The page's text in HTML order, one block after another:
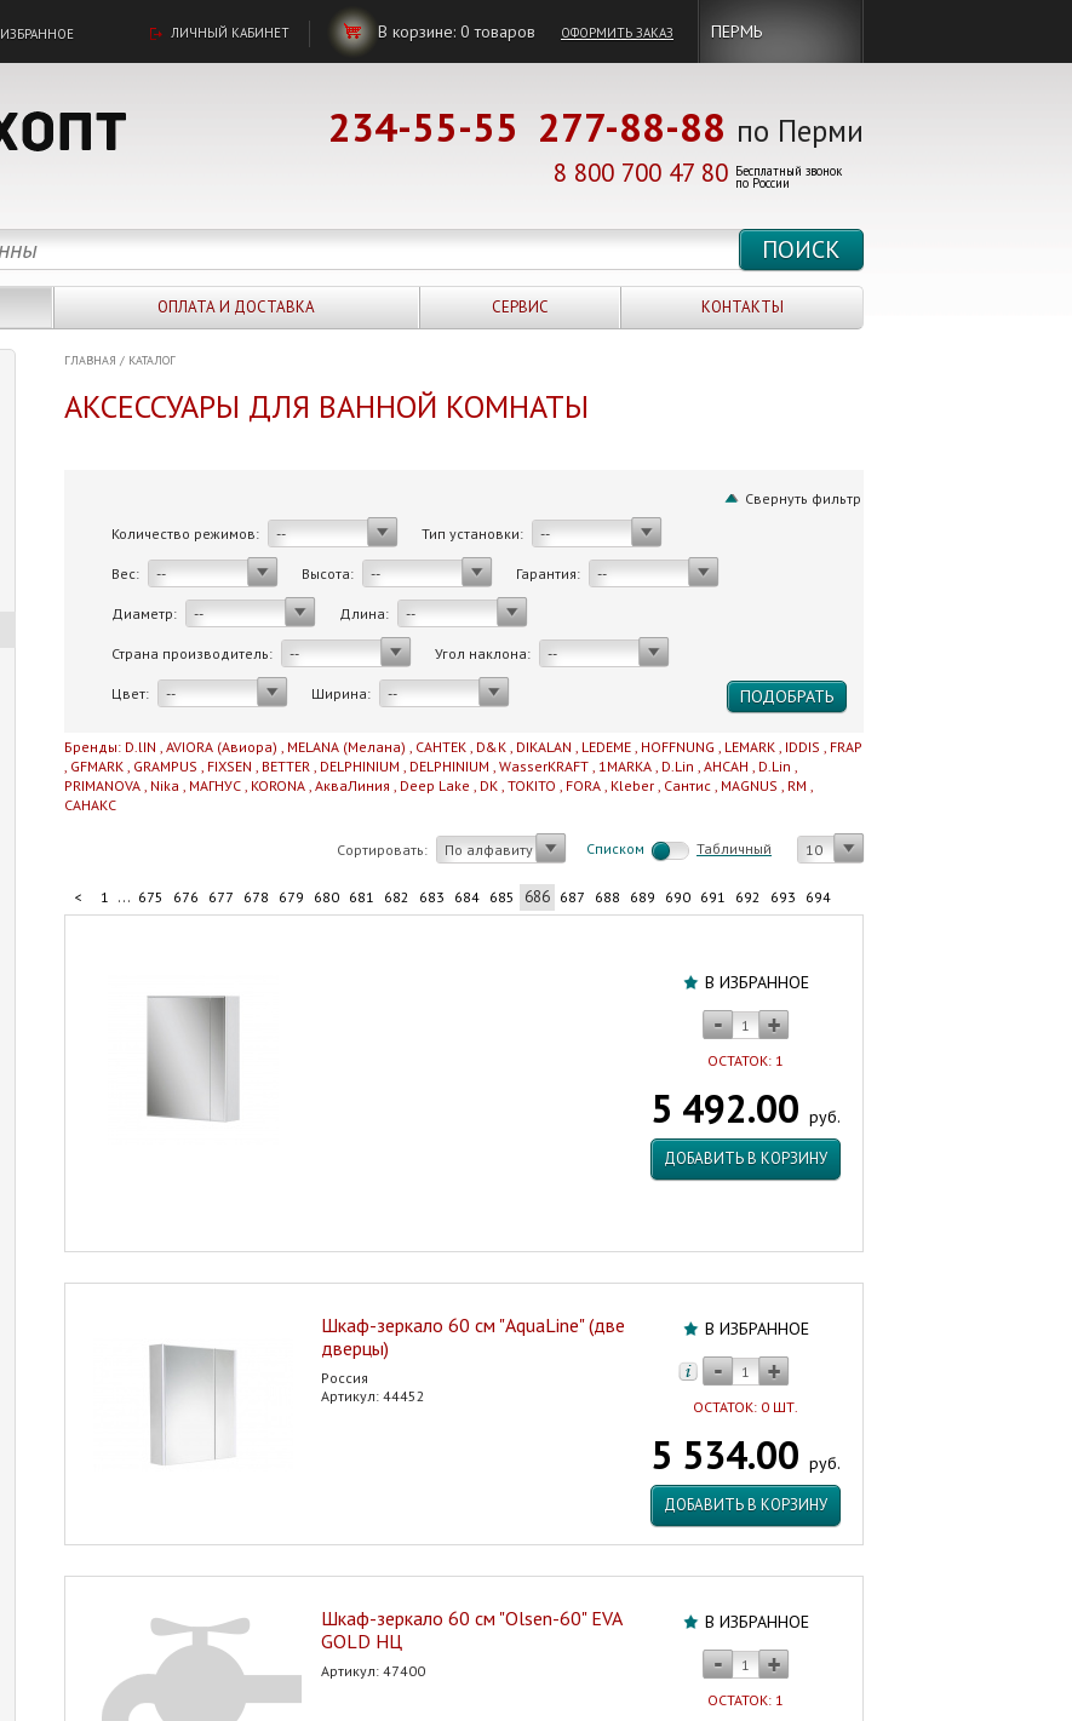
ИЗБРАННОЕ ЛИЧНЫЙ КАБИНЕТ В корзине: 0товаров ОФОРМИТЬ ЗАКАЗ ПЕРМЬ
234-55-55 277-88-88 по Перми
8 800 700 47 80 Бесплатный звонок
по России
ОПЛАТА И ДОСТАВКА СЕРВИС КОНТАКТЫ
ГЛАВНАЯ / КАТАЛОГ
АКСЕССУАРЫ ДЛЯ ВАННОЙ КОМНАТЫ
Свернуть фильтр
Количество режимов:
-- Тип установки: --
Вес: -- Высота: -- Гарантия: --
Диаметр: -- Длина: --
Страна производитель: -- Угол наклона: --
Цвет: -- Ширина: --
Бренды: D.lIN , AVIORA (Авиора) , MELANA (Мелана) , САНТЕК , D&K , DIKALAN , LEDEME , HOFFNUNG , LEMARK , IDDIS , FRAP
, GFMARK , GRAMPUS , FIXSEN , BETTER , DELPHINIUM , DELPHINIUM , WasserKRAFT , 1MARKA , D.Lin , AHCAH , D.Lin ,
PRIMANOVA , Nika , МАГНУС , KORONA , АкваЛиния , Deep Lake , DK , TOKITO , FORA , Kleber , Сантис , MAGNUS , RM ,
САНАКС
Сортировать: По алфавиту Cписком Табличный 10
< 1 ... 675 676 677 678 679 680 681 682 683 684 685 686 687 688 689 690 691 692 693
694
В ИЗБРАННОЕ
ОСТАТОК: 1
5 492.00 руб.
ДОБАВИТЬ В КОРЗИНУ
В ИЗБРАННОЕ
ОСТАТОК: 0 ШТ.
5 534.00 руб.
ДОБАВИТЬ В КОРЗИНУ
Шкаф-зеркало 60 см "AquaLine" (две
дверцы)
Россия
Артикул: 44452
В ИЗБРАННОЕ
ОСТАТОК: 1
Шкаф-зеркало 60 см "Olsen-60" EVA
GOLD НЦ
Артикул: 47400